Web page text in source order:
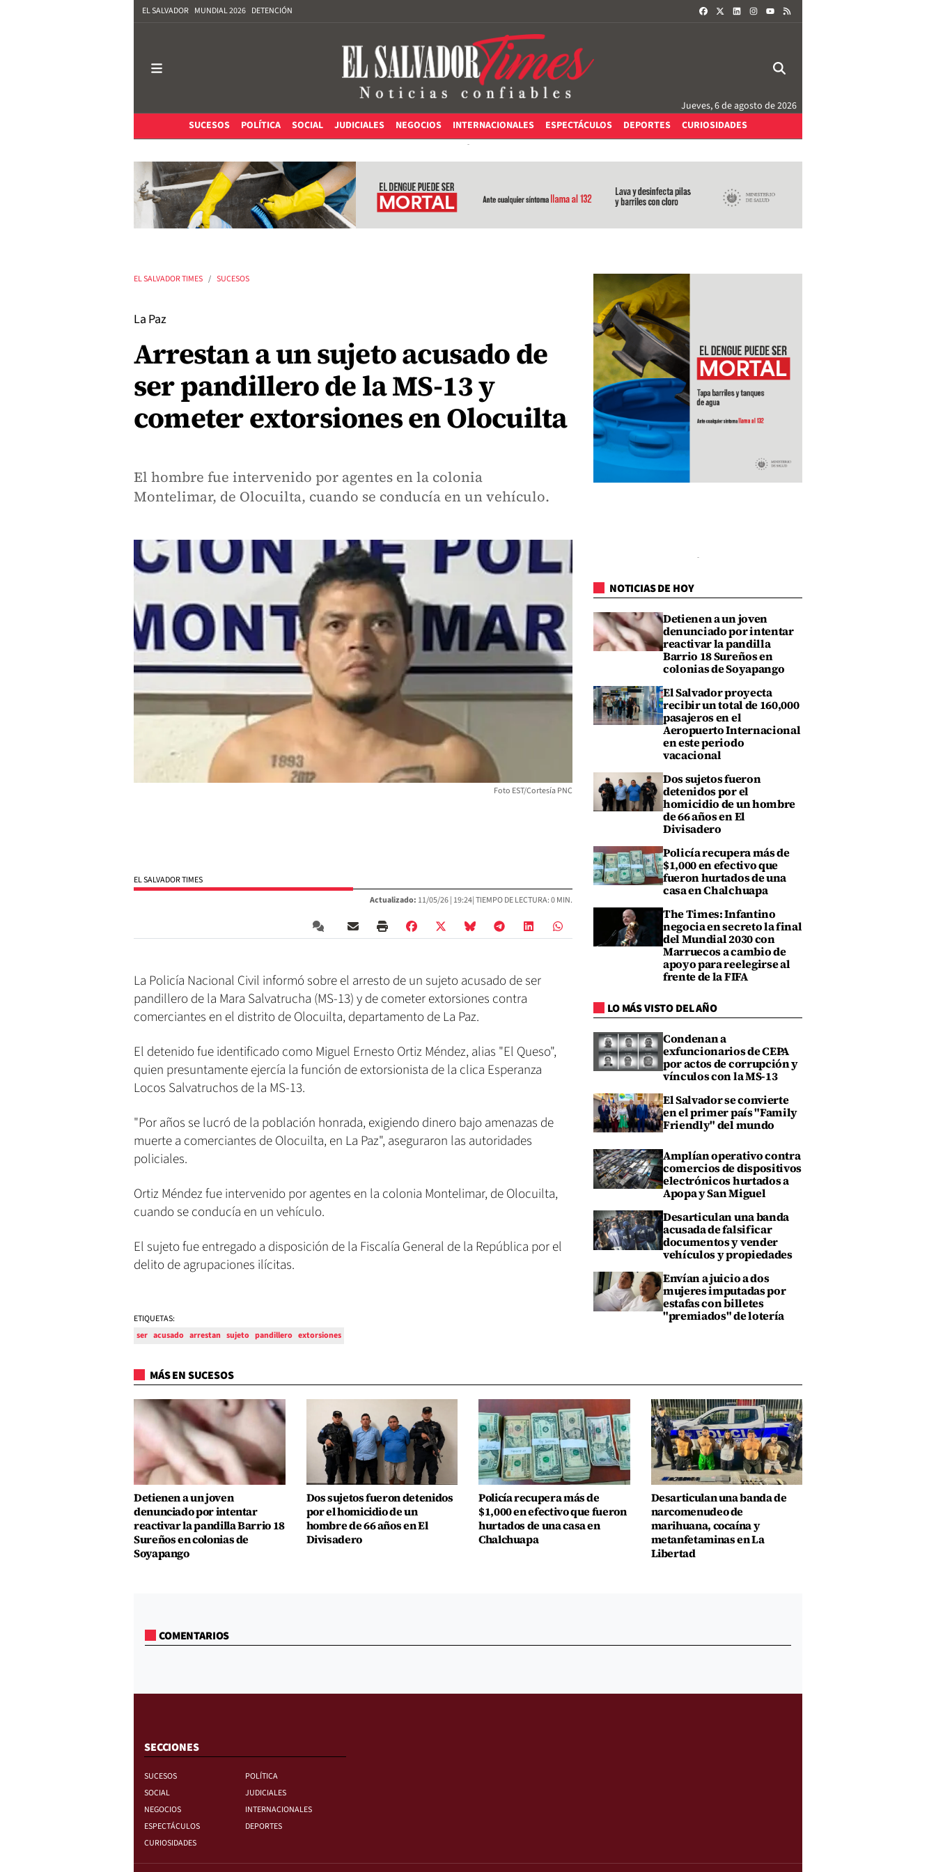
EL SALVADOR MUNDIAL 2026 DETENCIÓN FACEBOOKLINKEDININSTAGRAM
Jueves, 6 de agosto de 2026
SUCESOS
POLÍTICA SOCIAL JUDICIALES NEGOCIOS INTERNACIONALES ESPECTÁCULOS DEPORTES CURIOSIDADES
EL SALVADOR TIMES SUCESOS
La Paz
Arrestan a un sujeto acusado de
ser pandillero de la MS-13 y
cometer extorsiones en Olocuilta
El hombre fue intervenido por agentes en la colonia
Montelimar, de Olocuilta, cuando se conducía en un vehículo.
Foto EST/Cortesía PNC
EL SALVADOR TIMES
Actualizado: 11/05/26 | 19:24 | TIEMPO DE LECTURA: 0 MIN.
La Policía Nacional Civil informó sobre el arresto de un sujeto acusado de ser
pandillero de la Mara Salvatrucha (MS-13) y de cometer extorsiones contra
comerciantes en el distrito de Olocuilta, departamento de La Paz.
El detenido fue identificado como Miguel Ernesto Ortiz Méndez, alias "El Queso",
quien presuntamente ejercía la función de extorsionista de la clica Esperanza
Locos Salvatruchos de la MS-13.
"Por años se lucró de la población honrada, exigiendo dinero bajo amenazas de
muerte a comerciantes de Olocuilta, en La Paz", aseguraron las autoridades
policiales.
Ortiz Méndez fue intervenido por agentes en la colonia Montelimar, de Olocuilta,
cuando se conducía en un vehículo.
El sujeto fue entregado a disposición de la Fiscalía General de la República por el
delito de agrupaciones ilícitas.
ETIQUETAS:
ser acusado arrestan sujeto pandillero extorsiones
NOTICIAS DE HOY
Detienen a un joven
denunciado por intentar
reactivar la pandilla
Barrio 18 Sureños en
colonias de Soyapango
El Salvador proyecta
recibir un total de 160,000
pasajeros en el
Aeropuerto Internacional
en este periodo
vacacional
Dos sujetos fueron
detenidos por el
homicidio de un hombre
de 66 años en El
Divisadero
Policía recupera más de
$1,000 en efectivo que
fueron hurtados de una
casa en Chalchuapa
The Times: Infantino
negocia en secreto la final
del Mundial 2030 con
Marruecos a cambio de
apoyo para reelegirse al
frente de la FIFA
LO MÁS VISTO DEL AÑO
Condenan a
exfuncionarios de CEPA
por actos de corrupción y
vínculos con la MS-13
El Salvador se convierte
en el primer país "Family
Friendly" del mundo
Amplían operativo contra
comercios de dispositivos
electrónicos hurtados a
Apopa y San Miguel
Desarticulan una banda
acusada de falsificar
documentos y vender
vehículos y propiedades
Envían a juicio a dos
mujeres imputadas por
estafas con billetes
"premiados" de lotería
MÁS EN SUCESOS
Detienen a un joven
denunciado por intentar
reactivar la pandilla Barrio 18
Sureños en colonias de
Soyapango
Dos sujetos fueron detenidos
por el homicidio de un
hombre de 66 años en El
Divisadero
Policía recupera más de
$1,000 en efectivo que fueron
hurtados de una casa en
Chalchuapa
Desarticulan una banda de
narcomenudeo de
marihuana, cocaína y
metanfetaminas en La
Libertad
COMENTARIOS
SECCIONES
SUCESOS
POLÍTICA
SOCIAL
JUDICIALES
NEGOCIOS
INTERNACIONALES
ESPECTÁCULOS
DEPORTES
CURIOSIDADES